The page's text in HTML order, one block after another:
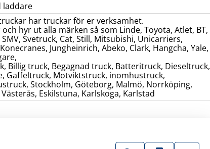
laddare
har truckar för er verksamhet.
och hyr ut alla märken så som Linde, Toyota, Atlet, BT,
Svetruck, Cat, Still, Mitsubishi, Unicarriers,
Jungheinrich, Abeko, Clark, Hangcha, Yale,
Billig truck, Begagnad truck, Batteritruck, Dieseltruck,
Gaffeltruck, Motviktstruck, inomhustruck,
Stockholm, Göteborg, Malmö, Norrköping,
Eskilstuna, Karlskoga, Karlstad